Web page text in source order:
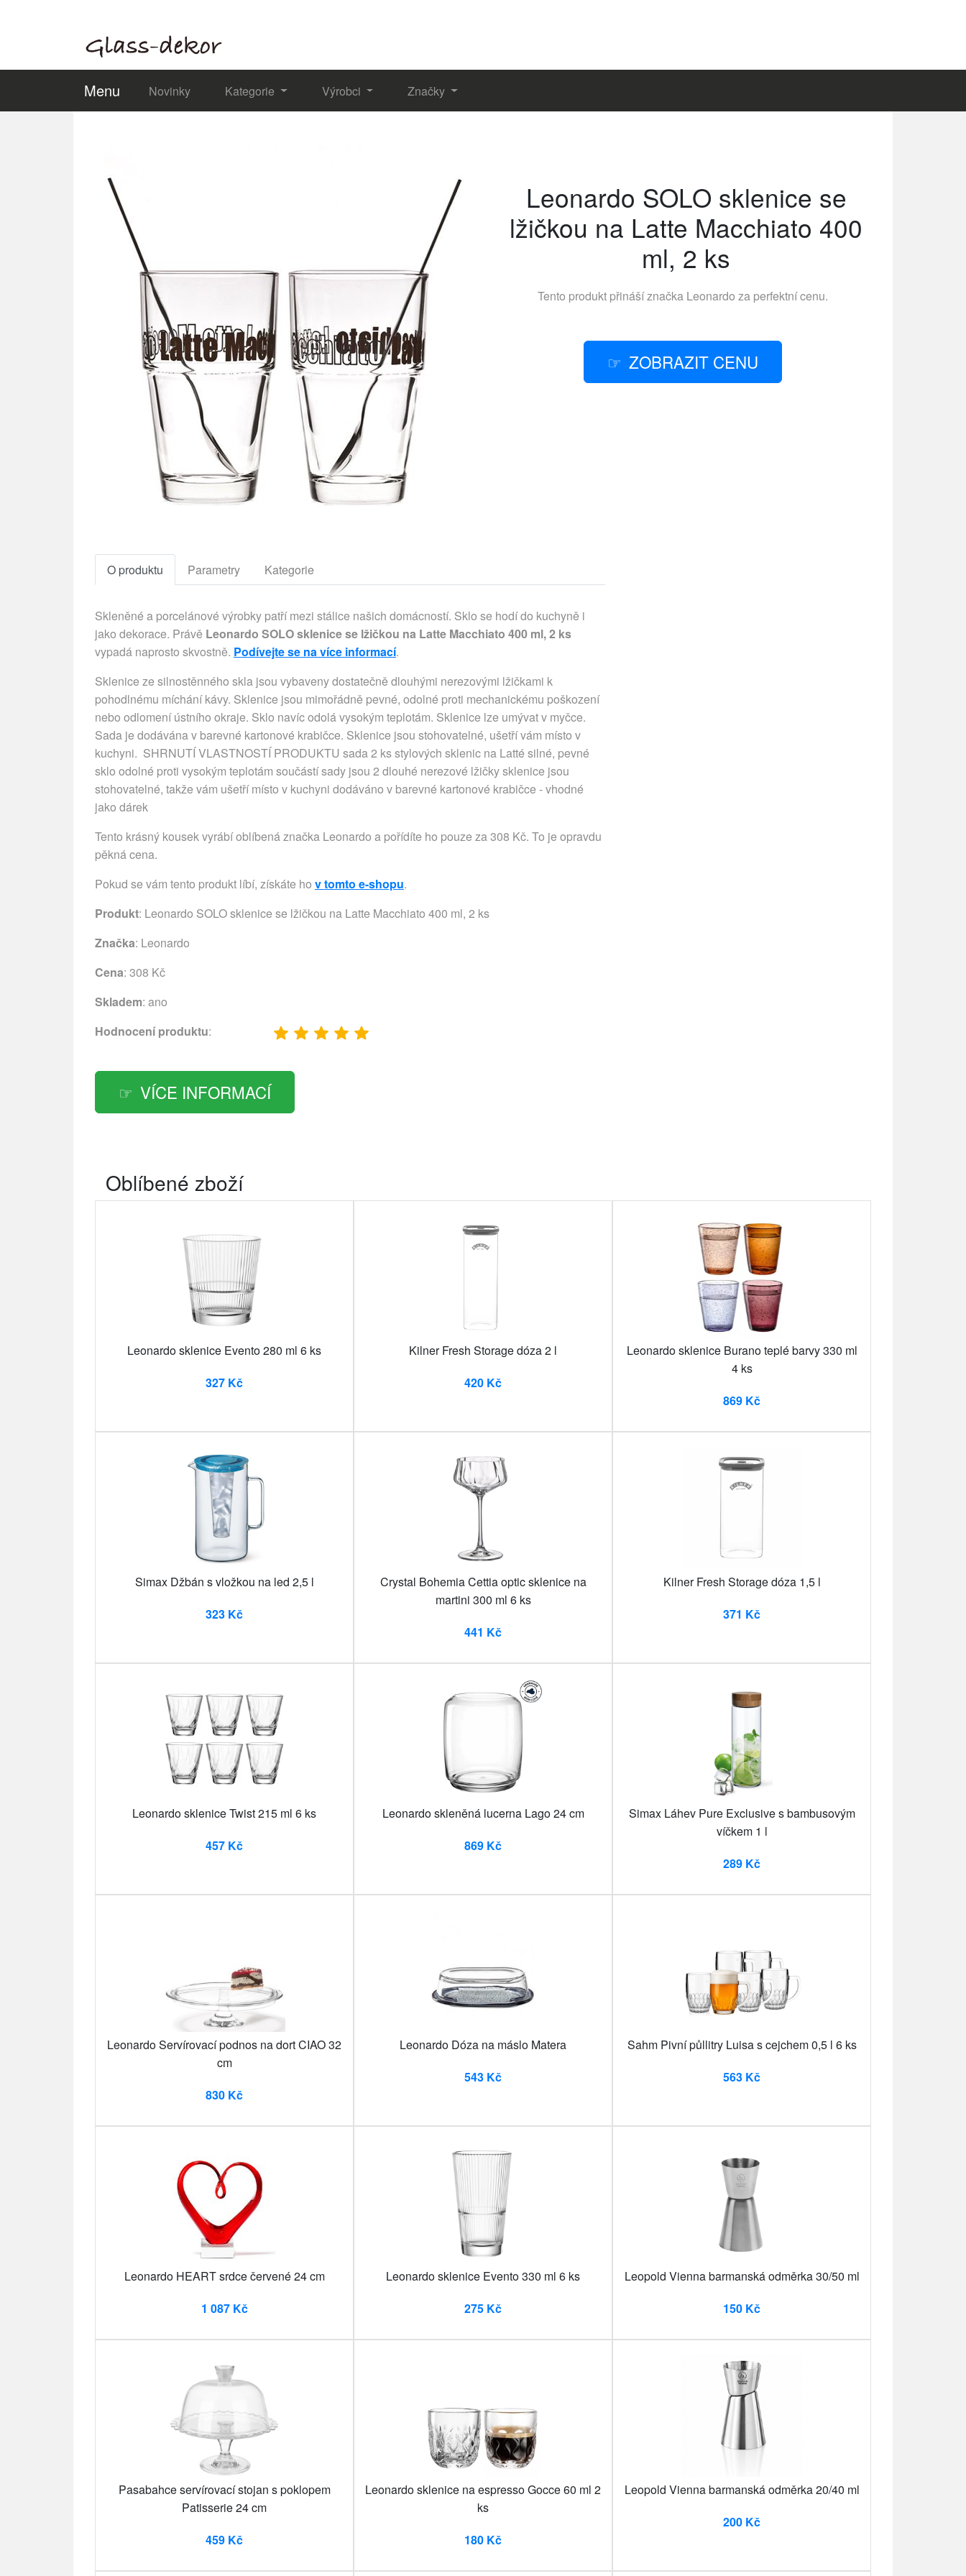
Menu Novinky Kategorie Výrobci Značky
Leonardo SOLO sklenice se
lžičkou na Latte Macchiato 400
ml, 2 ks
Tento produkt přináší značka Leonardo za perfektní cenu.
ZOBRAZIT CENU
O produktu Parametry Kategorie
Skleněné a porcelánové výrobky patří mezi stálice našich domácností. Sklo se hodí do kuchyně i
jako dekorace. Právě Leonardo SOLO sklenice se lžičkou na Latte Macchiato 400 ml, 2 ks
vypadá naprosto skvostně. Podívejte se na více informací.
Sklenice ze silnostěnného skla jsou vybaveny dostatečně dlouhými nerezovými lžičkami k
pohodlnému míchání kávy. Sklenice jsou mimořádně pevné, odolné proti mechanickému poškození
nebo odlomení ústního okraje. Sklo navíc odolá vysokým teplotám. Sklenice lze umývat v myčce.
Sada je dodávána v barevné kartonové krabičce. Sklenice jsou stohovatelné, ušetří vám místo v
kuchyni. SHRNUTÍ VLASTNOSTÍ PRODUKTU sada 2 ks stylových sklenic na Latté silné, pevné
sklo odolné proti vysokým teplotám součástí sady jsou 2 dlouhé nerezové lžičky sklenice jsou
stohovatelné, takže vám ušetří místo v kuchyni dodáváno v barevné kartonové krabičce - vhodné
jako dárek
Tento krásný kousek vyrábí oblíbená značka Leonardo a pořídíte ho pouze za 308 Kč. To je opravdu
pěkná cena.
Pokud se vám tento produkt líbí, získáte ho v tomto e-shopu.
Produkt: Leonardo SOLO sklenice se lžičkou na Latte Macchiato 400 ml, 2 ks
Značka: Leonardo
Cena: 308 Kč
Skladem: ano
Hodnocení produktu:
VÍCE INFORMACÍ
Oblíbené zboží
Leonardo sklenice Evento 280 ml 6 ks
327 Kč
Kilner Fresh Storage dóza 2 l
420 Kč
Leonardo sklenice Burano teplé barvy 330 ml
4 ks
869 Kč
Simax Džbán s vložkou na led 2,5 l
323 Kč
Crystal Bohemia Cettia optic sklenice na
martini 300 ml 6 ks
441 Kč
Kilner Fresh Storage dóza 1,5 l
371 Kč
Leonardo sklenice Twist 215 ml 6 ks
457 Kč
Leonardo skleněná lucerna Lago 24 cm
869 Kč
Simax Láhev Pure Exclusive s bambusovým
víčkem 1 l
289 Kč
Leonardo Servírovací podnos na dort CIAO 32
cm
830 Kč
Leonardo Dóza na máslo Matera
543 Kč
Sahm Pivní půllitry Luisa s cejchem 0,5 l 6 ks
563 Kč
Leonardo HEART srdce červené 24 cm
1 087 Kč
Leonardo sklenice Evento 330 ml 6 ks
275 Kč
Leopold Vienna barmanská odměrka 30/50 ml
150 Kč
Pasabahce servírovací stojan s poklopem
Patisserie 24 cm
459 Kč
Leonardo sklenice na espresso Gocce 60 ml 2
ks
180 Kč
Leopold Vienna barmanská odměrka 20/40 ml
200 Kč